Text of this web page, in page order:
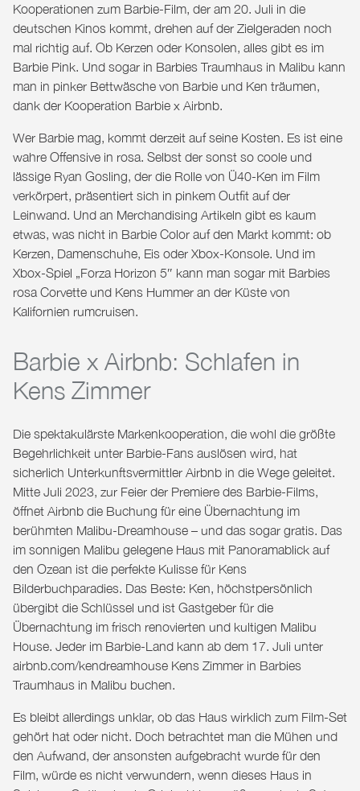
Kooperationen zum Barbie-Film, der am 20. Juli in die
deutschen Kinos kommt, drehen auf der Zielgeraden noch
mal richtig auf. Ob Kerzen oder Konsolen, alles gibt es im
Barbie Pink. Und sogar in Barbies Traumhaus in Malibu kann
man in pinker Bettwäsche von Barbie und Ken träumen,
dank der Kooperation Barbie x Airbnb.
Wer Barbie mag, kommt derzeit auf seine Kosten. Es ist eine
wahre Offensive in rosa. Selbst der sonst so coole und
lässige Ryan Gosling, der die Rolle von Ü40-Ken im Film
verkörpert, präsentiert sich in pinkem Outfit auf der
Leinwand. Und an Merchandising Artikeln gibt es kaum
etwas, was nicht in Barbie Color auf den Markt kommt: ob
Kerzen, Damenschuhe, Eis oder Xbox-Konsole. Und im
Xbox-Spiel „Forza Horizon 5″ kann man sogar mit Barbies
rosa Corvette und Kens Hummer an der Küste von
Kalifornien rumcruisen.
Barbie x Airbnb: Schlafen in
Kens Zimmer
Die spektakulärste Markenkooperation, die wohl die größte
Begehrlichkeit unter Barbie-Fans auslösen wird, hat
sicherlich Unterkunftsvermittler Airbnb in die Wege geleitet.
Mitte Juli 2023, zur Feier der Premiere des Barbie-Films,
öffnet Airbnb die Buchung für eine Übernachtung im
berühmten Malibu-Dreamhouse – und das sogar gratis. Das
im sonnigen Malibu gelegene Haus mit Panoramablick auf
den Ozean ist die perfekte Kulisse für Kens
Bilderbuchparadies. Das Beste: Ken, höchstpersönlich
übergibt die Schlüssel und ist Gastgeber für die
Übernachtung im frisch renovierten und kultigen Malibu
House. Jeder im Barbie-Land kann ab dem 17. Juli unter
airbnb.com/kendreamhouse Kens Zimmer in Barbies
Traumhaus in Malibu buchen.
Es bleibt allerdings unklar, ob das Haus wirklich zum Film-Set
gehört hat oder nicht. Doch betrachtet man die Mühen und
den Aufwand, der ansonsten aufgebracht wurde für den
Film, würde es nicht verwundern, wenn dieses Haus in